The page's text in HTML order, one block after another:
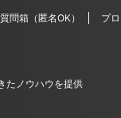
問箱（匿名OK） プ
たノウハウを提供